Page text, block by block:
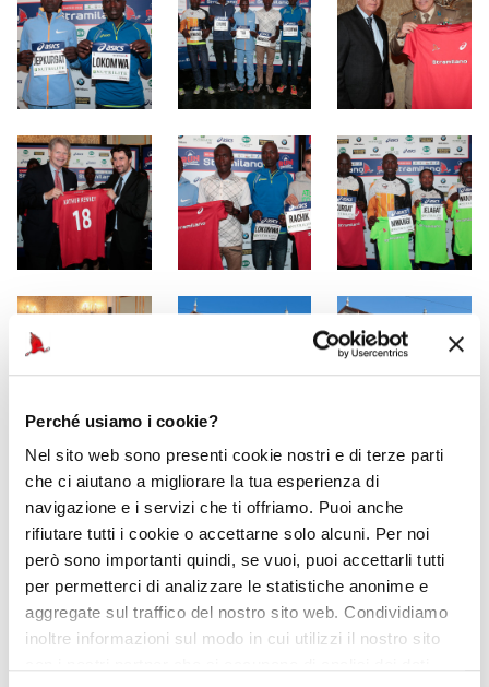
Perché usiamo i cookie?
Nel sito web sono presenti cookie nostri e di terze parti
che ci aiutano a migliorare la tua esperienza di
navigazione e i servizi che ti offriamo. Puoi anche
rifiutare tutti i cookie o accettarne solo alcuni. Per noi
però sono importanti quindi, se vuoi, puoi accettarli tutti
per permetterci di analizzare le statistiche anonime e
aggregate sul traffico del nostro sito web. Condividiamo
inoltre informazioni sul modo in cui utilizzi il nostro sito